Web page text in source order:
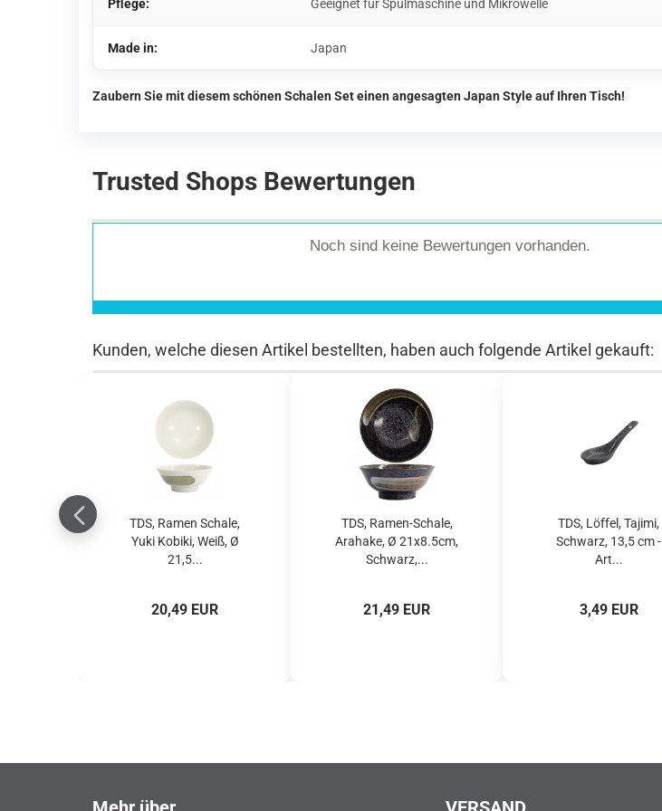
Pflege: Geeignet für Spülmaschine und Mikrowelle
Made in: Japan
Zaubern Sie mit diesem schönen Schalen Set einen angesagten Japan Style auf Ihren Tisch!
Trusted Shops Bewertungen
Noch sind keine Bewertungen vorhanden.
Kunden, welche diesen Artikel bestellten, haben auch folgende Artikel gekauft:
TDS, Ramen Schale,
Yuki Kobiki, Weiß, Ø
21,5...
20,49 EUR
TDS, Ramen-Schale,
Arahake, Ø 21x8.5cm,
Schwarz,...
21,49 EUR
TDS, Löffel, Tajimi,
Schwarz, 13,5 cm -
Art...
3,49 EUR